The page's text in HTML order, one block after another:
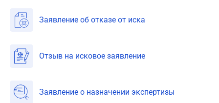
Заявление об отказе от иска
Отзыв на исковое заявление
Заявление о назначении экспертизы